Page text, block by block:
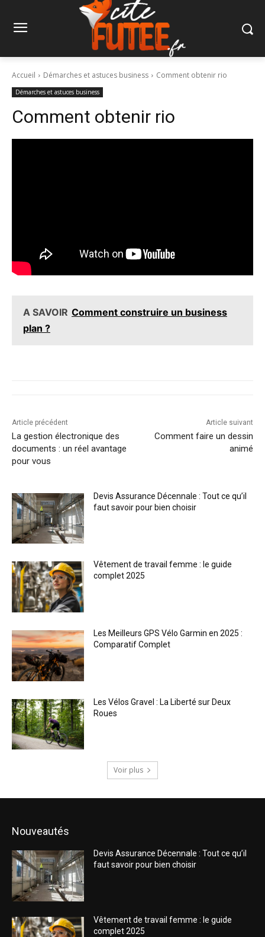
Accueil Démarches et astuces business Comment obtenir rio
Démarches et astuces business
Comment obtenir rio
A SAVOIR Comment construire un business
plan ?
Article précédent
La gestion électronique des
documents : un réel avantage
pour vous
Article suivant
Comment faire un dessin
animé
Devis Assurance Décennale : Tout ce qu’il
faut savoir pour bien choisir
Vêtement de travail femme : le guide
complet 2025
Les Meilleurs GPS Vélo Garmin en 2025 :
Comparatif Complet
Les Vélos Gravel : La Liberté sur Deux
Roues
Voir plus
Nouveautés
Devis Assurance Décennale : Tout ce qu’il
faut savoir pour bien choisir
Vêtement de travail femme : le guide
complet 2025